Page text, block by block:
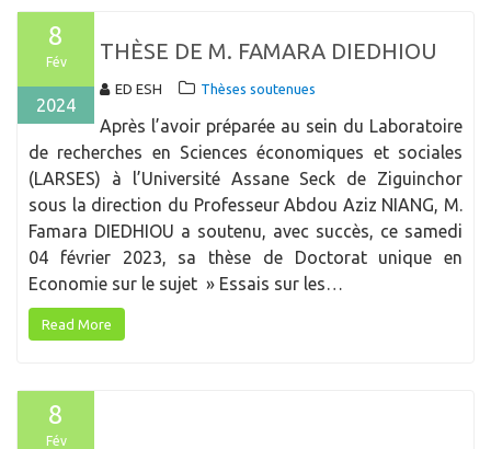
8
Fév
2024
THÈSE DE M. FAMARA DIEDHIOU
ED ESH Thèses soutenues
Après l’avoir préparée au sein du Laboratoire
de recherches en Sciences économiques et sociales
(LARSES) à l’Université Assane Seck de Ziguinchor
sous la direction du Professeur Abdou Aziz NIANG, M.
Famara DIEDHIOU a soutenu, avec succès, ce samedi
04 février 2023, sa thèse de Doctorat unique en
Economie sur le sujet » Essais sur les…
Read More
8
Fév